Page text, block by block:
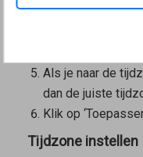
Als je naar de
dan de juiste
Klik op
Tijdzone instellen